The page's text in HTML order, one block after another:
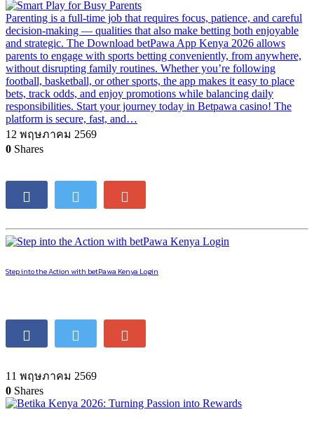
Parenting is a full-time job that requires focus, patience, and careful
decision-making — qualities that also make betting both enjoyable
and strategic. The Download betPawa App Kenya 2026 allows
parents to engage with sports betting conveniently, from anywhere,
without disrupting family routines. Whether you’re following
football, basketball, or other sports, the app makes it easy to place
bets, track odds, and enjoy promotions while balancing daily
responsibilities. Start your journey today in Betpawa casino! The
platform is secure, fast, and…
12 พฤษภาคม 2569
0 Shares
Step into the Action with betPawa Kenya Login
11 พฤษภาคม 2569
0 Shares